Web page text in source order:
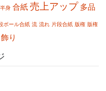
半身 合紙 売上アップ 多品
ボール合紙 流 流れ 片段合紙 版権 版権
飾り